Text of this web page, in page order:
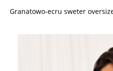
Granatowo-ecru sweter